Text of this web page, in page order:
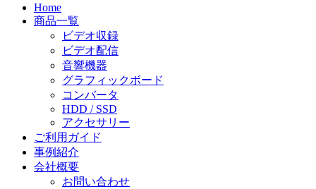
Home
商品一覧
ビデオ収録
ビデオ配信
音響機器
グラフィックボード
コンバータ
HDD / SSD
アクセサリー
ご利用ガイド
事例紹介
会社概要
お問い合わせ